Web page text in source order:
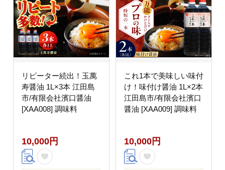
リピーター続出！玉萬
寿醤油 1L×3本 江田島
市/有限会社濱口醤油
[XAA008] 調味料
10,000円
これ1本で美味しい味付
け！味付け醤油 1L×2本
江田島市/有限会社濱口
醤油 [XAA009] 調味料
10,000円